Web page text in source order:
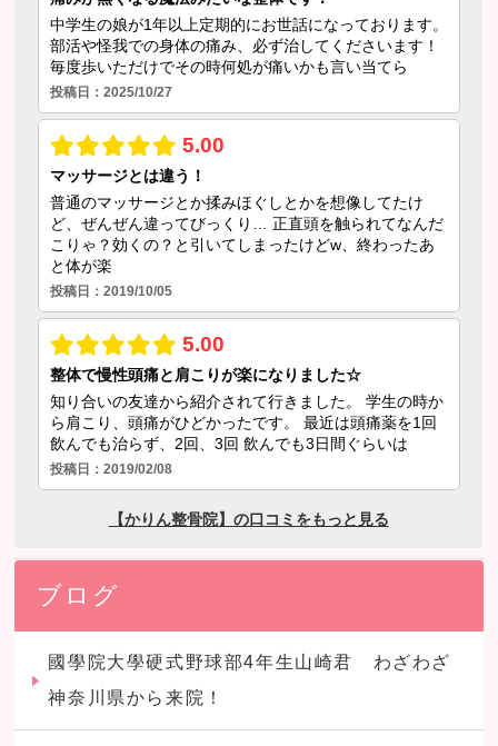
ブログ
國學院大學硬式野球部4年生山崎君 わざわざ
神奈川県から来院！